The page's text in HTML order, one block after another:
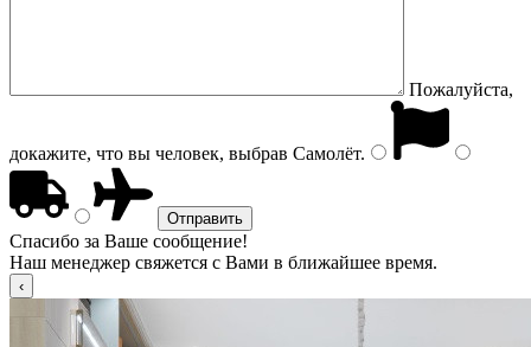
Пожалуйста,
докажите, что вы человек, выбрав Самолёт.
Спасибо за Ваше сообщение!
Наш менеджер свяжется с Вами в ближайшее время.